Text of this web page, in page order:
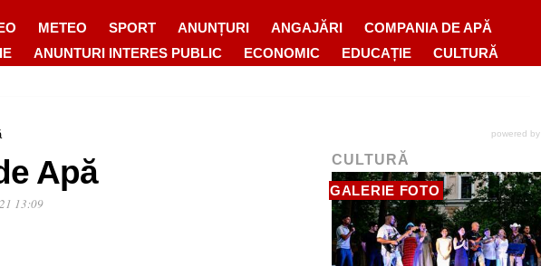
METEO SPORT ANUNȚURI ANGAJĂRI
COMPANIA DE APĂ
ANUNTURI INTERES PUBLIC ECONOMIC EDUCAȚIE CULTURĂ
Apă
13:09
powered by
CULTURĂ
GALERIE FOTO